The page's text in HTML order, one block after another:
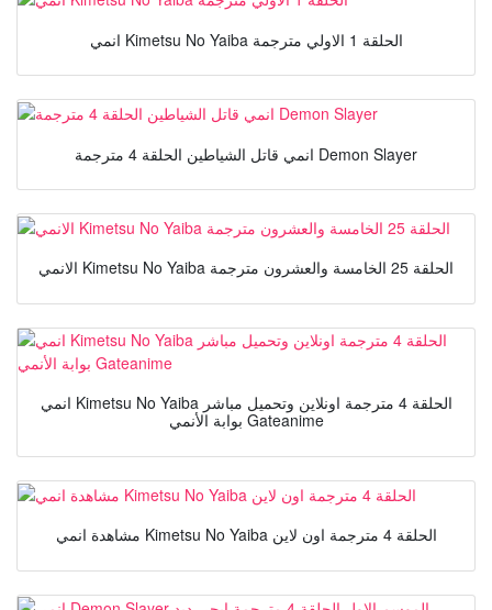
انمي Kimetsu No Yaiba الحلقة 1 الاولي مترجمة
انمي قاتل الشياطين الحلقة 4 مترجمة Demon Slayer
الانمي Kimetsu No Yaiba الحلقة 25 الخامسة والعشرون مترجمة
انمي Kimetsu No Yaiba الحلقة 4 مترجمة اونلاين وتحميل مباشر
بوابة الأنمي Gateanime
مشاهدة انمي Kimetsu No Yaiba الحلقة 4 مترجمة اون لاين